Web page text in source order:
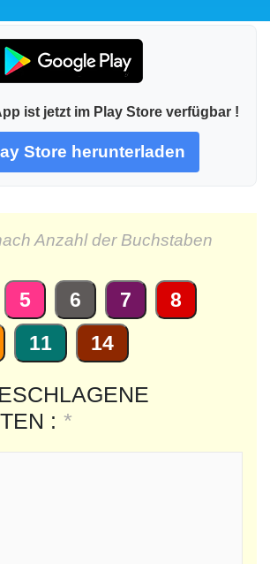
ist jetzt im Play Store verfügbar !
Store herunterladen
Anzahl der Buchstaben
5 6 7
8
11 14
: *